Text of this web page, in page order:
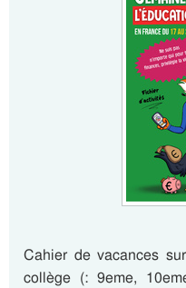
Cahier de vacances
collège (: 9eme,